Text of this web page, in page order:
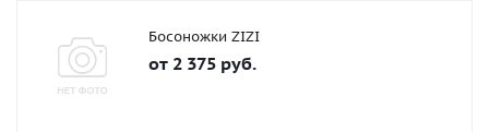
Босоножки ZIZI
от 2 375 руб.